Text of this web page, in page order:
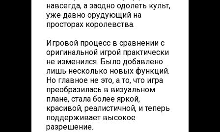
навсегда, а заодно одолеть культ,
уже давно орудующий на
просторах королевства.
Игровой процесс в сравнении с
оригинальной игрой практически
не изменился. Было добавлено
лишь несколько новых функций.
Но главное не это, а то, что игра
преобразилась в визуальном
плане, стала более яркой,
красивой, реалистичной, и теперь
поддерживает высокое
разрешение.